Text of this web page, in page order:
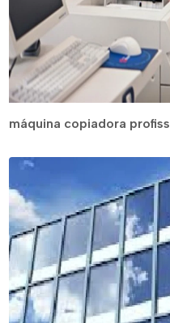
máquina copiadora